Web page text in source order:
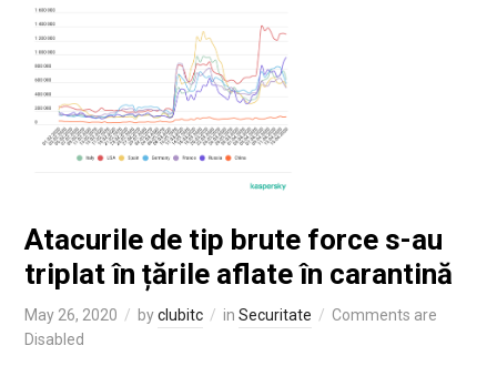
Atacurile de tip brute force s-au
triplat în țările aflate în carantină
May 26, 2020 byclubitc in Securitate
Comments are
Disabled